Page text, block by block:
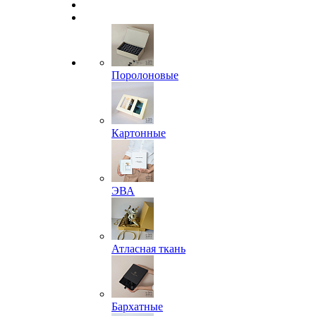
Поролоновые
Картонные
ЭВА
Атласная ткань
Бархатные